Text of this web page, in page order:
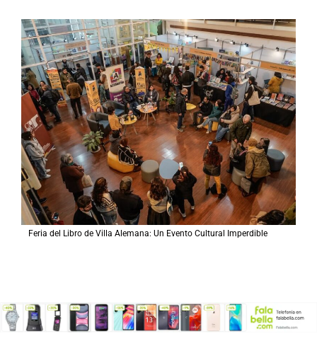
Feria del Libro de Villa Alemana: Un Evento Cultural Imperdible